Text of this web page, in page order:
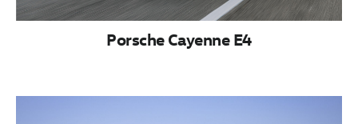
Porsche Cayenne E4